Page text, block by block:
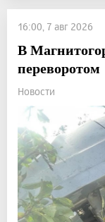
16:00, 7 авг 2026
В
переворотом
Новости